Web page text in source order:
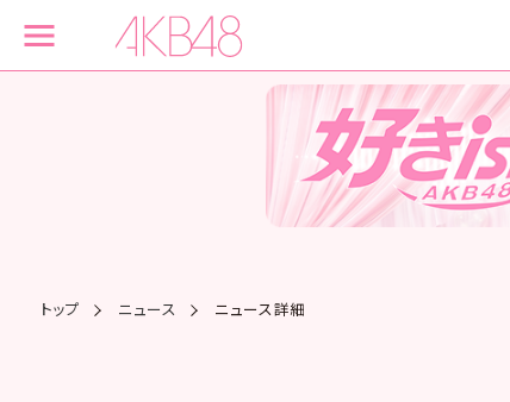
トップ ニュース ニュース詳細